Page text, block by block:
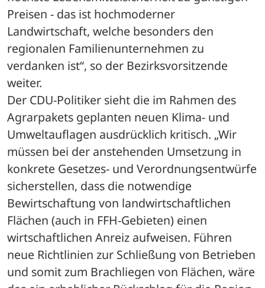
Preisen - das ist hochmoderner
Landwirtschaft, welche besonders den
regionalen Familienunternehmen zu
verdanken ist“, so der Bezirksvorsitzende
weiter.
Der CDU-Politiker sieht die im Rahmen des
Agrarpakets geplanten neuen Klima- und
Umweltauflagen ausdrücklich kritisch. „Wir
müssen bei der anstehenden Umsetzung in
konkrete Gesetzes- und Verordnungsentwürfe
sicherstellen, dass die notwendige
Bewirtschaftung von landwirtschaftlichen
Flächen (auch in FFH-Gebieten) einen
wirtschaftlichen Anreiz aufweisen. Führen
neue Richtlinien zur Schließung von Betrieben
und somit zum Brachliegen von Flächen, wäre